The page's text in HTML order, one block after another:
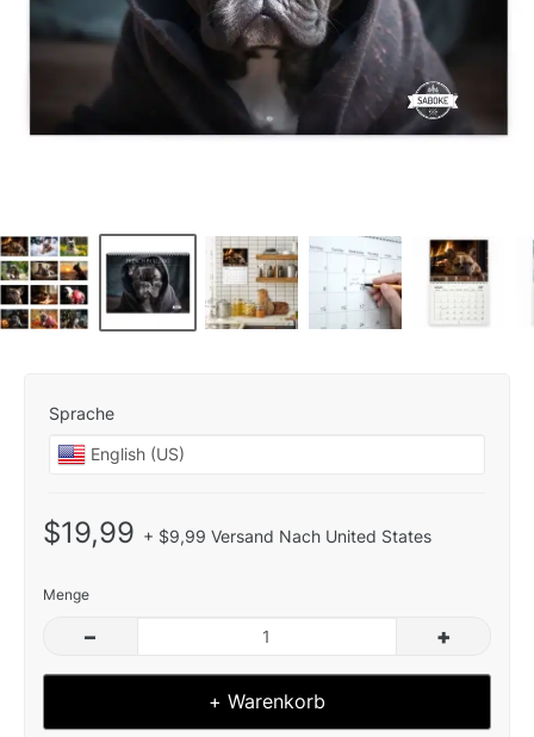
Sprache
$19,99 + $9,99 Versand Nach United States
Menge
– +
+ Warenkorb